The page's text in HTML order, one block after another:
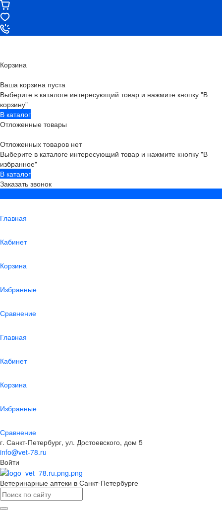
Корзина
Ваша корзина пуста
Выберите в каталоге интересующий товар и нажмите кнопку "В
корзину"
В каталог
Отложенные товары
Отложенных товаров нет
Выберите в каталоге интересующий товар и нажмите кнопку "В
избранное"
В каталог
Заказать звонок
Главная
Кабинет
Корзина
Избранные
Сравнение
Главная
Кабинет
Корзина
Избранные
Сравнение
г. Санкт-Петербург, ул. Достоевского, дом 5
info@vet-78.ru
Войти
Ветеринарные аптеки в Санкт-Петербурге